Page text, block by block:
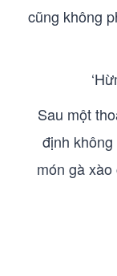
cũng không
Sau một
định
món gà